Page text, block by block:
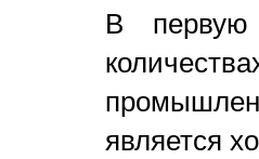
В первую
является